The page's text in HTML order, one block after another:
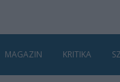
MAGAZIN KRITIKA